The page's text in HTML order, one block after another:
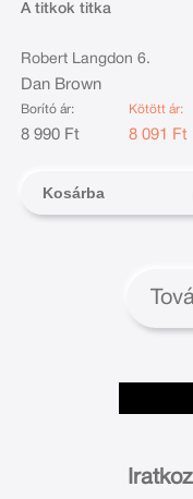
A titkok titka
Robert Langdon 6.
Dan Brown
Borító ár:
8 990 Ft
Kötött ár:
8 091 Ft
Kosárba